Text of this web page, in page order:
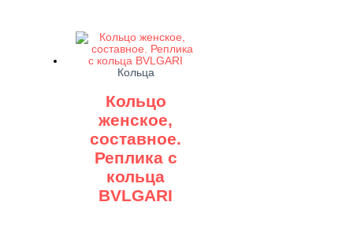
Кольца
Кольцо
женское,
составное.
Реплика с
кольца
BVLGARI